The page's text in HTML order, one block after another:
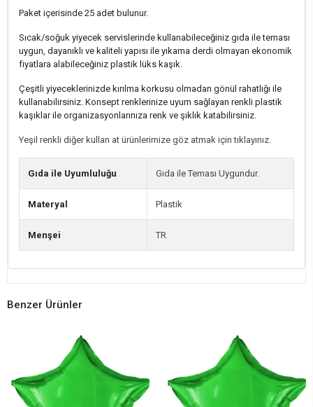
Paket içerisinde 25 adet bulunur.
Sıcak/soğuk yiyecek servislerinde kullanabileceğiniz gıda ile teması
uygun, dayanıklı ve kaliteli yapısı ile yıkama derdi olmayan ekonomik
fiyatlara alabileceğiniz plastik lüks kaşık.
Çeşitli yiyeceklerinizde kırılma korkusu olmadan gönül rahatlığı ile
kullanabilirsiniz. Konsept renklerinize uyum sağlayan renkli plastik
kaşıklar ile organizasyonlarınıza renk ve şıklık katabilirsiniz.
Yeşil renkli diğer kullan at ürünlerimize göz atmak için tıklayınız.
Gıda ile Uyumluluğu Gıda ile Teması Uygundur.
Materyal Plastik
Menşei TR
Benzer Ürünler